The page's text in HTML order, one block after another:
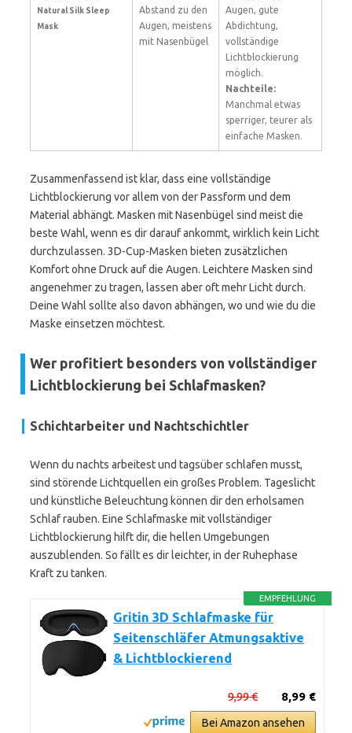
Natural Silk Sleep
Mask
Abstand zu den
Augen, meistens
mit Nasenbügel
Augen, gute
Abdichtung,
vollständige
Lichtblockierung
möglich.
Nachteile:
Manchmal etwas
sperriger, teurer als
einfache Masken.
Zusammenfassend ist klar, dass eine vollständige
Lichtblockierung vor allem von der Passform und dem
Material abhängt. Masken mit Nasenbügel sind meist die
beste Wahl, wenn es dir darauf ankommt, wirklich kein Licht
durchzulassen. 3D-Cup-Masken bieten zusätzlichen
Komfort ohne Druck auf die Augen. Leichtere Masken sind
angenehmer zu tragen, lassen aber oft mehr Licht durch.
Deine Wahl sollte also davon abhängen, wo und wie du die
Maske einsetzen möchtest.
Wer profitiert besonders von vollständiger
Lichtblockierung bei Schlafmasken?
Schichtarbeiter und Nachtschichtler
Wenn du nachts arbeitest und tagsüber schlafen musst,
sind störende Lichtquellen ein großes Problem. Tageslicht
und künstliche Beleuchtung können dir den erholsamen
Schlaf rauben. Eine Schlafmaske mit vollständiger
Lichtblockierung hilft dir, die hellen Umgebungen
auszublenden. So fällt es dir leichter, in der Ruhephase
Kraft zu tanken.
EMPFEHLUNG
Gritin 3D Schlafmaske für
Seitenschläfer Atmungsaktive
& Lichtblockierend
8,99 €
9,99 €
Bei Amazon ansehen